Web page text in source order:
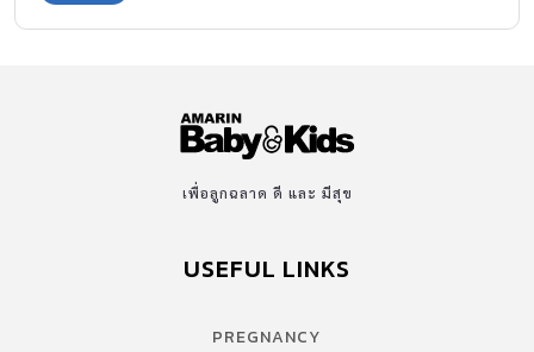
เพื่อลูกฉลาด ดี และ มีสุข
USEFUL LINKS
PREGNANCY